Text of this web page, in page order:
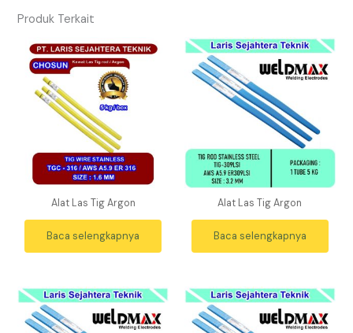
Produk Terkait
Alat Las Tig Argon
Baca selengkapnya
Alat Las Tig Argon
Baca selengkapnya